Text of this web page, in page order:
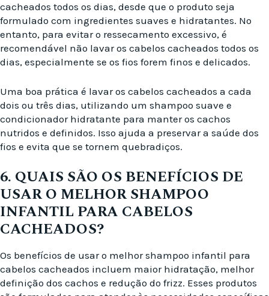
cacheados todos os dias, desde que o produto seja
formulado com ingredientes suaves e hidratantes. No
entanto, para evitar o ressecamento excessivo, é
recomendável não lavar os cabelos cacheados todos os
dias, especialmente se os fios forem finos e delicados.
Uma boa prática é lavar os cabelos cacheados a cada
dois ou três dias, utilizando um shampoo suave e
condicionador hidratante para manter os cachos
nutridos e definidos. Isso ajuda a preservar a saúde dos
fios e evita que se tornem quebradiços.
6. QUAIS SÃO OS BENEFÍCIOS DE
USAR O MELHOR SHAMPOO
INFANTIL PARA CABELOS
CACHEADOS?
Os benefícios de usar o melhor shampoo infantil para
cabelos cacheados incluem maior hidratação, melhor
definição dos cachos e redução do frizz. Esses produtos